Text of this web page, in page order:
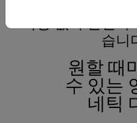
습니
원할 때
수 있는
네틱